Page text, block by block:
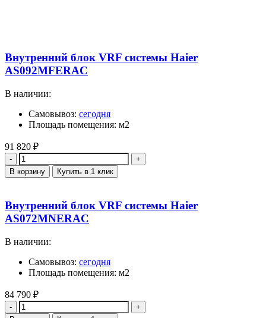
Внутренний блок VRF системы Haier
AS092MFERAC
В наличии:
Самовывоз: сегодня
Площадь помещения: м2
91 820 ₽
Количество
В корзину Купить в 1 клик
Внутренний блок VRF системы Haier
AS072MNERAC
В наличии:
Самовывоз: сегодня
Площадь помещения: м2
84 790 ₽
Количество